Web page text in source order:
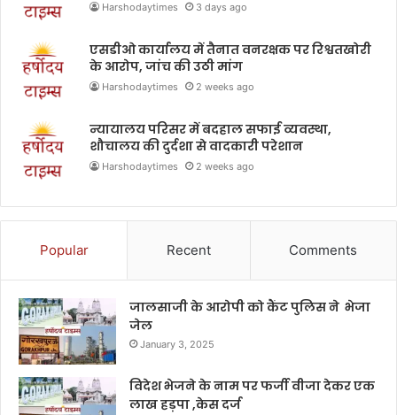
Harshodaytimes 3 days ago
एसडीओ कार्यालय में तैनात वनरक्षक पर रिश्वतखोरी
के आरोप, जांच की उठी मांग
Harshodaytimes 2 weeks ago
न्यायालय परिसर में बदहाल सफाई व्यवस्था,
शौचालय की दुर्दशा से वादकारी परेशान
Harshodaytimes 2 weeks ago
Popular Recent Comments
जालसाजी के आरोपी को कैंट पुलिस ने भेजा
जेल
January 3, 2025
विदेश भेजने के नाम पर फर्जी वीजा देकर एक
लाख हड़पा ,केस दर्ज